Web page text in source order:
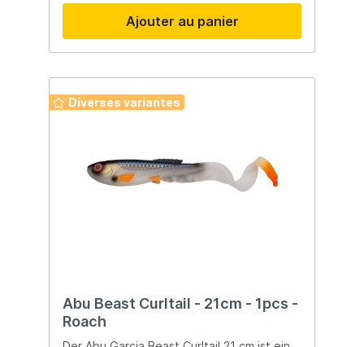
de la surface jusqu’à 2,5 m. Mesurant 12 cm
pour 47 g, ce leurre est équipé de deux
triples ultra-piquants. Disponible en
plusieurs coloris, il s’adapte à chaque
plusieurs couleurs - Adaptable aux
conditions de pêche - Équipé de 2
hameçons triples acérés - Longueur : 12 cm
Ajouter au panier
Diverses variantes
Abu Beast Curltail - 21cm - 1pcs -
Roach